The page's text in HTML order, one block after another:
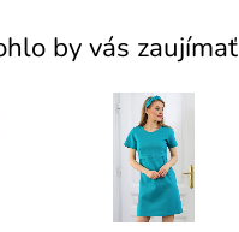
by vás zaujímať